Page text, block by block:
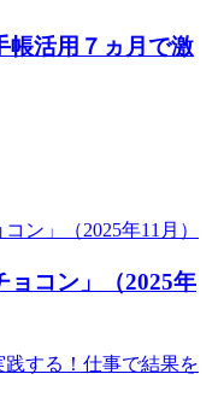
帳活用７ヵ月で激
ョコン」（2025年